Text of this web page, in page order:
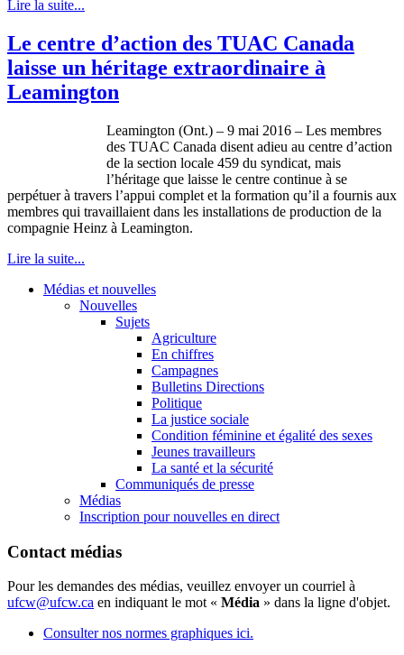
Lire la suite...
Le centre d’action des TUAC Canada
laisse un héritage extraordinaire à
Leamington
Leamington (Ont.) – 9 mai 2016 – Les membres
des TUAC Canada disent adieu au centre d’action
de la section locale 459 du syndicat, mais
l’héritage que laisse le centre continue à se
perpétuer à travers l’appui complet et la formation qu’il a fournis aux
membres qui travaillaient dans les installations de production de la
compagnie Heinz à Leamington.
Lire la suite...
Médias et nouvelles
Nouvelles
Sujets
Agriculture
En chiffres
Campagnes
Bulletins Directions
Politique
La justice sociale
Condition féminine et égalité des sexes
Jeunes travailleurs
La santé et la sécurité
Communiqués de presse
Médias
Inscription pour nouvelles en direct
Contact médias
Pour les demandes des médias, veuillez envoyer un courriel à
ufcw@ufcw.ca en indiquant le mot « Média » dans la ligne d'objet.
Consulter nos normes graphiques ici.